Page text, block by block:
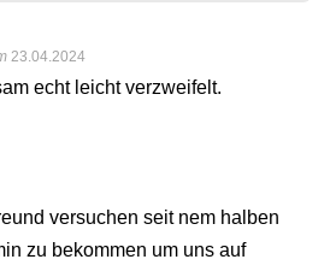
23.04.2024
echt leicht verzweifelt.
versuchen seit nem halben
zu bekommen um uns auf